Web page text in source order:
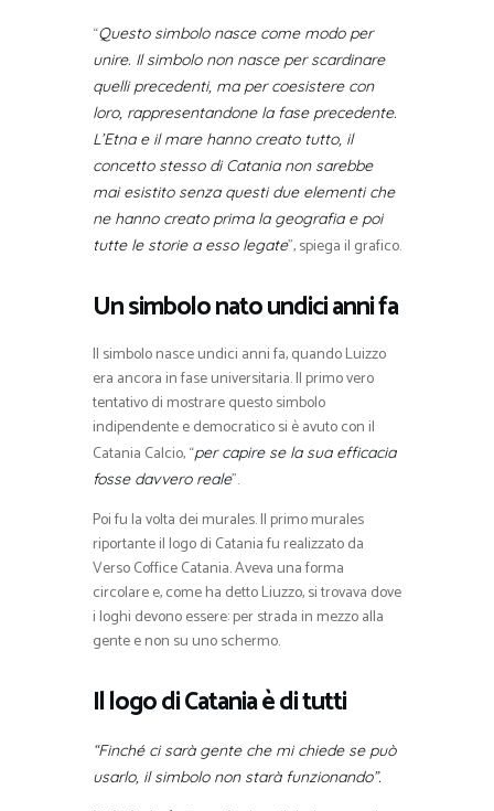
“Questo simbolo nasce come modo per
unire. Il simbolo non nasce per scardinare
quelli precedenti, ma per coesistere con
loro, rappresentandone la fase precedente.
L’Etna e il mare hanno creato tutto, il
concetto stesso di Catania non sarebbe
mai esistito senza questi due elementi che
ne hanno creato prima la geografia e poi
tutte le storie a esso legate”, spiega il grafico.
Un simbolo nato undici anni fa
Il simbolo nasce undici anni fa, quando Luizzo
era ancora in fase universitaria. Il primo vero
tentativo di mostrare questo simbolo
indipendente e democratico si è avuto con il
Catania Calcio, “per capire se la sua efficacia
fosse davvero reale”.
Poi fu la volta dei murales. Il primo murales
riportante il logo di Catania fu realizzato da
Verso Coffice Catania. Aveva una forma
circolare e, come ha detto Liuzzo, si trovava dove
i loghi devono essere: per strada in mezzo alla
gente e non su uno schermo.
Il logo di Catania è di tutti
“Finché ci sarà gente che mi chiede se può
usarlo, il simbolo non starà funzionando”.